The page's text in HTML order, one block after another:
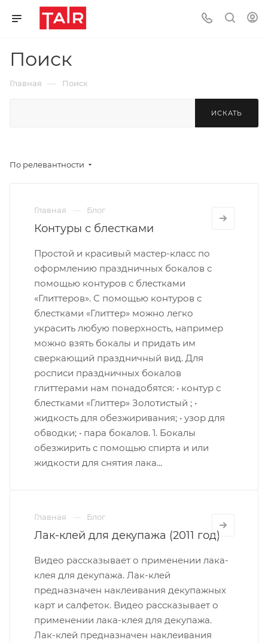
Поиск
Главная — Поиск
ИСКАТЬ
По релевантности
Главная Блог
Контуры с блестками
Простой и красивый мастер-класс по
оформлению праздничных бокалов с
помощью контуров с блестками
«Глиттеров». С помощью контуров с
блестками «Глиттер» можно легко
украсить любую поверхность, например
можно взять бокалы и придать им
сверкающий праздничный вид. Для
росписи праздничных бокалов
глиттерами нам понадобятся: • контур с
блестками «Глиттер» Золотистый ; •
жидкость для обезжиривания; • узор для
обводки; • пара бокалов. 1. Бокалы
обезжирить с помощью спирта и или
жидкости для снятия лака...
Главная Блог
Лак-клей для декупажа (2011 год)
Видео рассказывает о применении лака-
клея для декупажа. Лак-клей
предназначен наклеивания декупажных
карт и салфеток. Видео рассказывает о
применении лака-клея для декупажа.
Лак-клей предназначен наклеивания